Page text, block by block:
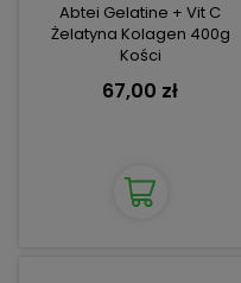
Abtei Gelatine + Vit C
Żelatyna Kolagen 400g
Kości
67,00 zł